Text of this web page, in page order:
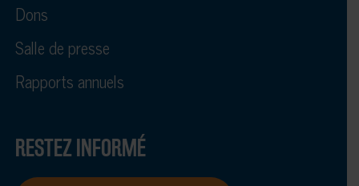
Dons
Salle de presse
Rapports annuels
RESTEZ INFORMÉ